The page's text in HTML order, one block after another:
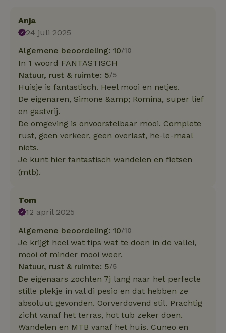
Anja
24 juli 2025
Algemene beoordeling: 10/10
In 1 woord FANTASTISCH
Natuur, rust & ruimte: 5/5
Huisje is fantastisch. Heel mooi en netjes.
De eigenaren, Simone &amp; Romina, super lief
en gastvrij.
De omgeving is onvoorstelbaar mooi. Complete
rust, geen verkeer, geen overlast, he-le-maal
niets.
Je kunt hier fantastisch wandelen en fietsen
(mtb).
Tom
12 april 2025
Algemene beoordeling: 10/10
Je krijgt heel wat tips wat te doen in de vallei,
mooi of minder mooi weer.
Natuur, rust & ruimte: 5/5
De eigenaars zochten 7j lang naar het perfecte
stille plekje in val di pesio en dat hebben ze
absoluut gevonden. Oorverdovend stil. Prachtig
zicht vanaf het terras, hot tub zeker doen.
Wandelen en MTB vanaf het huis. Cuneo en